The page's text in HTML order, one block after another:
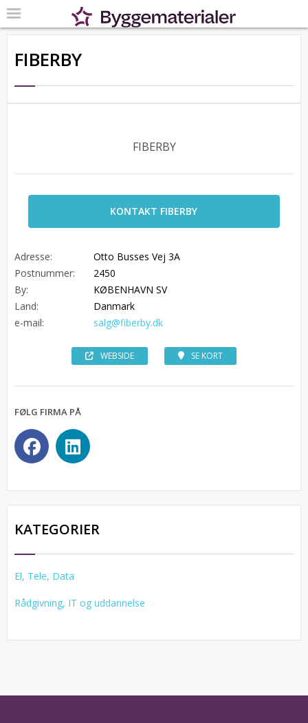
FIBERBY
FIBERBY
KONTAKT FIBERBY
Adresse:
Otto Busses Vej 3A
Postnummer:
2450
By:
KØBENHAVN SV
Land:
Danmark
e-mail:
salg@fiberby.dk
WEBSIDE SE KORT
FØLG FIRMA PÅ
KATEGORIER
El, Tele, Data
Rådgivning, IT og uddannelse